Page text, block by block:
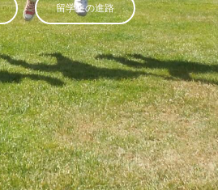
留学生の進路